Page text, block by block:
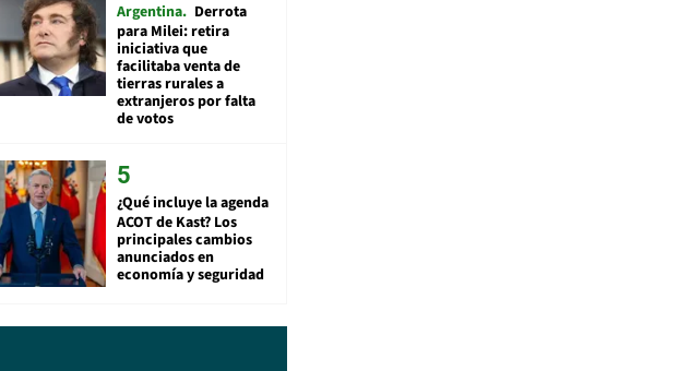
Argentina Derrota
para Milei: retira
iniciativa que
facilitaba venta de
tierras rurales a
extranjeros por falta
de votos
¿Qué incluye la agenda
ACOT de Kast? Los
principales cambios
anunciados en
economía y seguridad